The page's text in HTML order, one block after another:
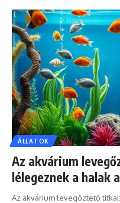
ÁLLATOK
Az akvárium
lélegeznek a halak
Az akvárium levegőztető